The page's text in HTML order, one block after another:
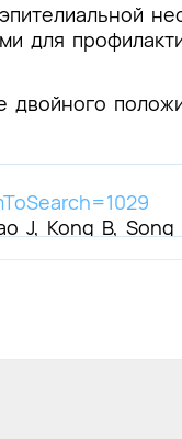
для
J, Kong B,